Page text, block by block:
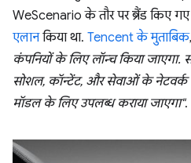
WeScenario के तौर पर ब्रैंड किए
एलानकिया था. Tencent के मुताबिक
कंपनियों के लिए लॉन्च किया जाएगा.
सोशल, कॉन्टेंट, और सेवाओं के नेटवर्क
मॉडल के लिए उपलब्ध कराया जाएगा".